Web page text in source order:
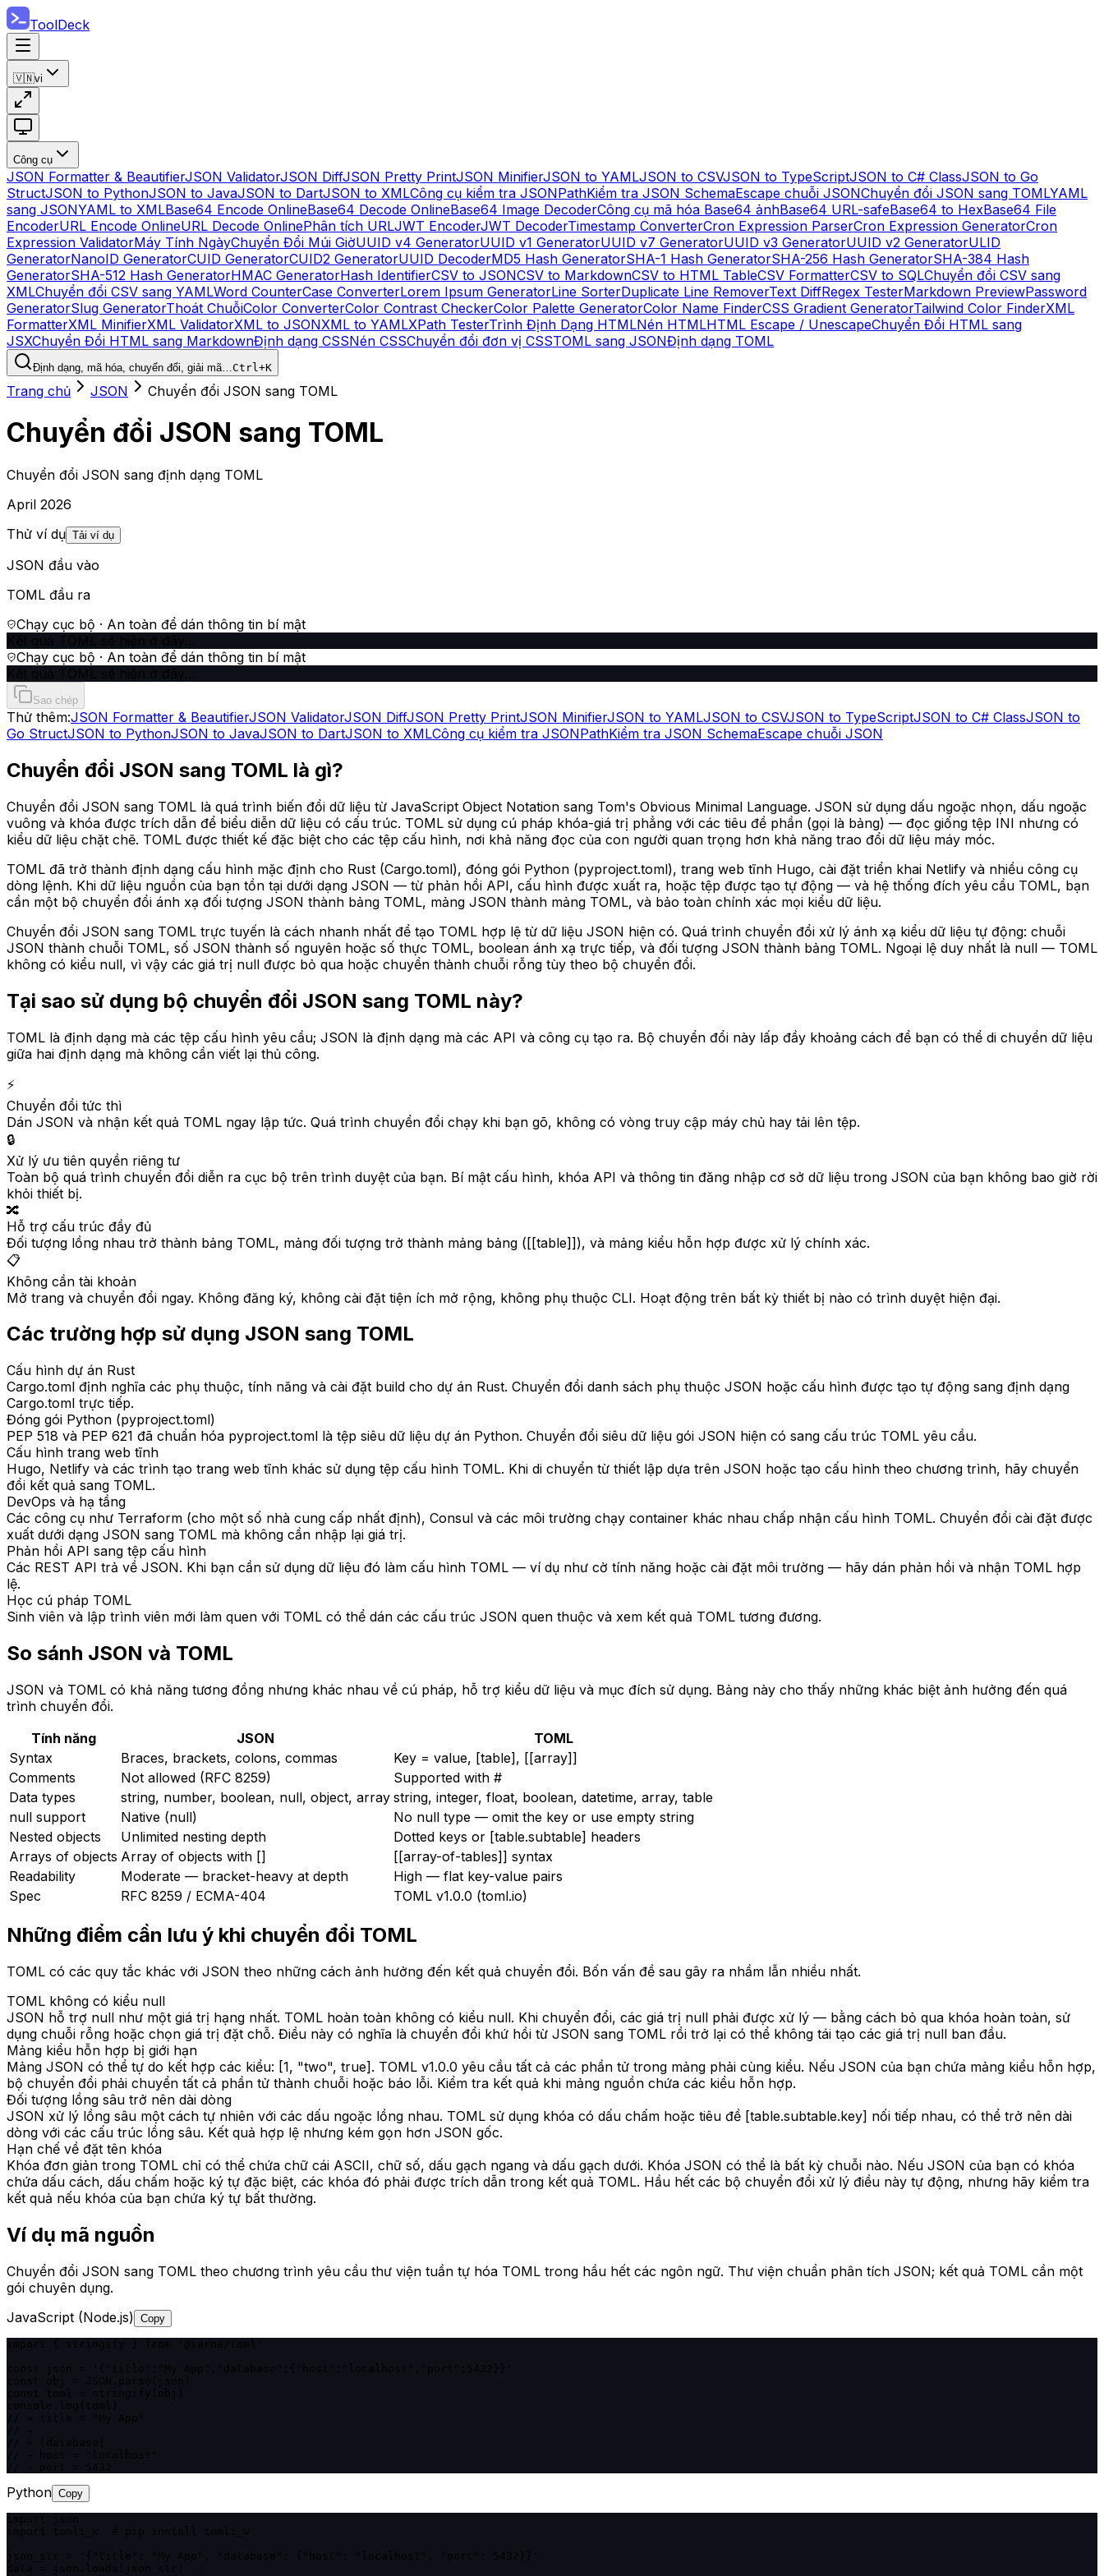
ToolDeck
🇻🇳vi
Công cụ
JSON Formatter & BeautifierJSON ValidatorJSON DiffJSON Pretty PrintJSON MinifierJSON to YAMLJSON to CSVJSON to TypeScriptJSON to C# ClassJSON to Go
StructJSON to PythonJSON to JavaJSON to DartJSON to XMLCông cụ kiểm tra JSONPathKiểm tra JSON SchemaEscape chuỗi JSONChuyển đổi JSON sang TOMLYAML
sang JSONYAML to XMLBase64 Encode OnlineBase64 Decode OnlineBase64 Image DecoderCông cụ mã hóa Base64 ảnhBase64 URL-safeBase64 to HexBase64 File
EncoderURL Encode OnlineURL Decode OnlinePhân tích URLJWT EncoderJWT DecoderTimestamp ConverterCron Expression ParserCron Expression GeneratorCron
Expression ValidatorMáy Tính NgàyChuyển Đổi Múi GiờUUID v4 GeneratorUUID v1 GeneratorUUID v7 GeneratorUUID v3 GeneratorUUID v2 GeneratorULID
GeneratorNanoID GeneratorCUID GeneratorCUID2 GeneratorUUID DecoderMD5 Hash GeneratorSHA-1 Hash GeneratorSHA-256 Hash GeneratorSHA-384 Hash
GeneratorSHA-512 Hash GeneratorHMAC GeneratorHash IdentifierCSV to JSONCSV to MarkdownCSV to HTML TableCSV FormatterCSV to SQLChuyển đổi CSV sang
XMLChuyển đổi CSV sang YAMLWord CounterCase ConverterLorem Ipsum GeneratorLine SorterDuplicate Line RemoverText DiffRegex TesterMarkdown PreviewPassword
GeneratorSlug GeneratorThoát ChuỗiColor ConverterColor Contrast CheckerColor Palette GeneratorColor Name FinderCSS Gradient GeneratorTailwind Color FinderXML
FormatterXML MinifierXML ValidatorXML to JSONXML to YAMLXPath TesterTrình Định Dạng HTMLNén HTMLHTML Escape / UnescapeChuyển Đổi HTML sang
JSXChuyển Đổi HTML sang MarkdownĐịnh dạng CSSNén CSSChuyển đổi đơn vị CSSTOML sang JSONĐịnh dạng TOML
Định dạng, mã hóa, chuyển đổi, giải mã…Ctrl+K
Trang chủ JSON Chuyển đổi JSON sang TOML
Chuyển đổi JSON sang TOML
Chuyển đổi JSON sang định dạng TOML
April 2026
Thử ví dụ Tải ví dụ
JSON đầu vào
TOML đầu ra
Chạy cục bộ · An toàn để dán thông tin bí mật
Chạy cục bộ · An toàn để dán thông tin bí mật
Sao chép
Thử thêm:JSON Formatter & BeautifierJSON ValidatorJSON DiffJSON Pretty PrintJSON MinifierJSON to YAMLJSON to CSVJSON to TypeScriptJSON to C# ClassJSON to
Go StructJSON to PythonJSON to JavaJSON to DartJSON to XMLCông cụ kiểm tra JSONPathKiểm tra JSON SchemaEscape chuỗi JSON
Chuyển đổi JSON sang TOML là gì?
Chuyển đổi JSON sang TOML là quá trình biến đổi dữ liệu từ JavaScript Object Notation sang Tom's Obvious Minimal Language. JSON sử dụng dấu ngoặc nhọn, dấu ngoặc
vuông và khóa được trích dẫn để biểu diễn dữ liệu có cấu trúc. TOML sử dụng cú pháp khóa-giá trị phẳng với các tiêu đề phần (gọi là bảng) — đọc giống tệp INI nhưng có
kiểu dữ liệu chặt chẽ. TOML được thiết kế đặc biệt cho các tệp cấu hình, nơi khả năng đọc của con người quan trọng hơn khả năng trao đổi dữ liệu máy móc.
TOML đã trở thành định dạng cấu hình mặc định cho Rust (Cargo.toml), đóng gói Python (pyproject.toml), trang web tĩnh Hugo, cài đặt triển khai Netlify và nhiều công cụ
dòng lệnh. Khi dữ liệu nguồn của bạn tồn tại dưới dạng JSON — từ phản hồi API, cấu hình được xuất ra, hoặc tệp được tạo tự động — và hệ thống đích yêu cầu TOML, bạn
cần một bộ chuyển đổi ánh xạ đối tượng JSON thành bảng TOML, mảng JSON thành mảng TOML, và bảo toàn chính xác mọi kiểu dữ liệu.
Chuyển đổi JSON sang TOML trực tuyến là cách nhanh nhất để tạo TOML hợp lệ từ dữ liệu JSON hiện có. Quá trình chuyển đổi xử lý ánh xạ kiểu dữ liệu tự động: chuỗi
JSON thành chuỗi TOML, số JSON thành số nguyên hoặc số thực TOML, boolean ánh xạ trực tiếp, và đối tượng JSON thành bảng TOML. Ngoại lệ duy nhất là null — TOML
không có kiểu null, vì vậy các giá trị null được bỏ qua hoặc chuyển thành chuỗi rỗng tùy theo bộ chuyển đổi.
Tại sao sử dụng bộ chuyển đổi JSON sang TOML này?
TOML là định dạng mà các tệp cấu hình yêu cầu; JSON là định dạng mà các API và công cụ tạo ra. Bộ chuyển đổi này lấp đầy khoảng cách để bạn có thể di chuyển dữ liệu
giữa hai định dạng mà không cần viết lại thủ công.
⚡
Chuyển đổi tức thì
Dán JSON và nhận kết quả TOML ngay lập tức. Quá trình chuyển đổi chạy khi bạn gõ, không có vòng truy cập máy chủ hay tải lên tệp.
🔒
Xử lý ưu tiên quyền riêng tư
Toàn bộ quá trình chuyển đổi diễn ra cục bộ trên trình duyệt của bạn. Bí mật cấu hình, khóa API và thông tin đăng nhập cơ sở dữ liệu trong JSON của bạn không bao giờ rời
khỏi thiết bị.
🔀
Hỗ trợ cấu trúc đầy đủ
Đối tượng lồng nhau trở thành bảng TOML, mảng đối tượng trở thành mảng bảng ([[table]]), và mảng kiểu hỗn hợp được xử lý chính xác.
📋
Không cần tài khoản
Mở trang và chuyển đổi ngay. Không đăng ký, không cài đặt tiện ích mở rộng, không phụ thuộc CLI. Hoạt động trên bất kỳ thiết bị nào có trình duyệt hiện đại.
Các trường hợp sử dụng JSON sang TOML
Cấu hình dự án Rust
Cargo.toml định nghĩa các phụ thuộc, tính năng và cài đặt build cho dự án Rust. Chuyển đổi danh sách phụ thuộc JSON hoặc cấu hình được tạo tự động sang định dạng
Cargo.toml trực tiếp.
Đóng gói Python (pyproject.toml)
PEP 518 và PEP 621 đã chuẩn hóa pyproject.toml là tệp siêu dữ liệu dự án Python. Chuyển đổi siêu dữ liệu gói JSON hiện có sang cấu trúc TOML yêu cầu.
Cấu hình trang web tĩnh
Hugo, Netlify và các trình tạo trang web tĩnh khác sử dụng tệp cấu hình TOML. Khi di chuyển từ thiết lập dựa trên JSON hoặc tạo cấu hình theo chương trình, hãy chuyển
đổi kết quả sang TOML.
DevOps và hạ tầng
Các công cụ như Terraform (cho một số nhà cung cấp nhất định), Consul và các môi trường chạy container khác nhau chấp nhận cấu hình TOML. Chuyển đổi cài đặt được
xuất dưới dạng JSON sang TOML mà không cần nhập lại giá trị.
Phản hồi API sang tệp cấu hình
Các REST API trả về JSON. Khi bạn cần sử dụng dữ liệu đó làm cấu hình TOML — ví dụ như cờ tính năng hoặc cài đặt môi trường — hãy dán phản hồi và nhận TOML hợp
lệ.
Học cú pháp TOML
Sinh viên và lập trình viên mới làm quen với TOML có thể dán các cấu trúc JSON quen thuộc và xem kết quả TOML tương đương.
So sánh JSON và TOML
JSON và TOML có khả năng tương đồng nhưng khác nhau về cú pháp, hỗ trợ kiểu dữ liệu và mục đích sử dụng. Bảng này cho thấy những khác biệt ảnh hưởng đến quá
trình chuyển đổi.
Tính năng
JSON
TOML
Syntax
Braces, brackets, colons, commas
Key = value, [table], [[array]]
Comments
Not allowed (RFC 8259)
Supported with #
Data types
string, number, boolean, null, object, array string, integer, float, boolean, datetime, array, table
null support
Native (null)
No null type — omit the key or use empty string
Nested objects
Unlimited nesting depth
Dotted keys or [table.subtable] headers
Arrays of objects Array of objects with []
[[array-of-tables]] syntax
Readability
Moderate — bracket-heavy at depth
High — flat key-value pairs
Spec
RFC 8259 / ECMA-404 TOML v1.0.0 (toml.io)
Những điểm cần lưu ý khi chuyển đổi TOML
TOML có các quy tắc khác với JSON theo những cách ảnh hưởng đến kết quả chuyển đổi. Bốn vấn đề sau gây ra nhầm lẫn nhiều nhất.
TOML không có kiểu null
JSON hỗ trợ null như một giá trị hạng nhất. TOML hoàn toàn không có kiểu null. Khi chuyển đổi, các giá trị null phải được xử lý — bằng cách bỏ qua khóa hoàn toàn, sử
dụng chuỗi rỗng hoặc chọn giá trị đặt chỗ. Điều này có nghĩa là chuyển đổi khứ hồi từ JSON sang TOML rồi trở lại có thể không tái tạo các giá trị null ban đầu.
Mảng kiểu hỗn hợp bị giới hạn
Mảng JSON có thể tự do kết hợp các kiểu: [1, "two", true]. TOML v1.0.0 yêu cầu tất cả các phần tử trong mảng phải cùng kiểu. Nếu JSON của bạn chứa mảng kiểu hỗn hợp,
bộ chuyển đổi phải chuyển tất cả phần tử thành chuỗi hoặc báo lỗi. Kiểm tra kết quả khi mảng nguồn chứa các kiểu hỗn hợp.
Đối tượng lồng sâu trở nên dài dòng
JSON xử lý lồng sâu một cách tự nhiên với các dấu ngoặc lồng nhau. TOML sử dụng khóa có dấu chấm hoặc tiêu đề [table.subtable.key] nối tiếp nhau, có thể trở nên dài
dòng với các cấu trúc lồng sâu. Kết quả hợp lệ nhưng kém gọn hơn JSON gốc.
Hạn chế về đặt tên khóa
Khóa đơn giản trong TOML chỉ có thể chứa chữ cái ASCII, chữ số, dấu gạch ngang và dấu gạch dưới. Khóa JSON có thể là bất kỳ chuỗi nào. Nếu JSON của bạn có khóa
chứa dấu cách, dấu chấm hoặc ký tự đặc biệt, các khóa đó phải được trích dẫn trong kết quả TOML. Hầu hết các bộ chuyển đổi xử lý điều này tự động, nhưng hãy kiểm tra
kết quả nếu khóa của bạn chứa ký tự bất thường.
Ví dụ mã nguồn
Chuyển đổi JSON sang TOML theo chương trình yêu cầu thư viện tuần tự hóa TOML trong hầu hết các ngôn ngữ. Thư viện chuẩn phân tích JSON; kết quả TOML cần một
gói chuyên dụng.
JavaScript (Node.js) Copy
Python Copy